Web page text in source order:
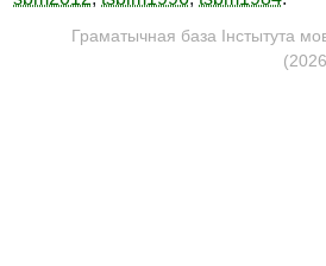
Граматычная база Інстытута